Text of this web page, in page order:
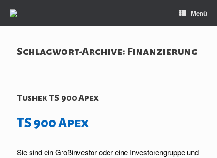
Inhalt
Menü
Schlagwort-Archive: Finanzierung
Tushek TS 900 Apex
TS 900 Apex
Sie sind ein Großinvestor oder eine Investorengruppe und